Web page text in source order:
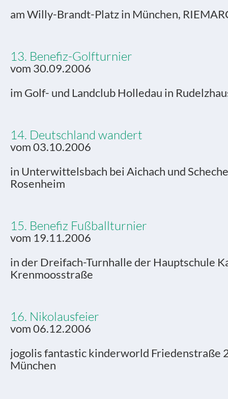
am Willy-Brandt-Platz in München,
13. Benefiz-Golfturnier
vom 30.09.2006
im Golf- und Landclub Holledau in
14. Deutschland wandert
vom 03.10.2006
in Unterwittelsbach bei Aichach und
Rosenheim
15. Benefiz Fußballturnier
vom 19.11.2006
in der Dreifach-Turnhalle der Hauptschule
Krenmoosstraße
16. Nikolausfeier
vom 06.12.2006
jogolis fantastic kinderworld Friedenstraße
München